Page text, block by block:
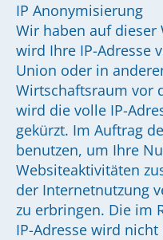
IP Anonymisierung
Wir haben auf dieser
wird Ihre IP-Adresse
Union oder in
Wirtschaftsraum vor
wird die volle IP-
gekürzt. Im Auftrag
benutzen, um Ihre
Websiteaktivitäten
der Internetnutzung
zu erbringen. Die im
IP-Adresse wird